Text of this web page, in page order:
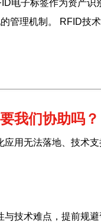
电子标签作为资产识
管理机制。 RFID技
我们协助吗？
应用无法落地、技术
技术难点，提前规